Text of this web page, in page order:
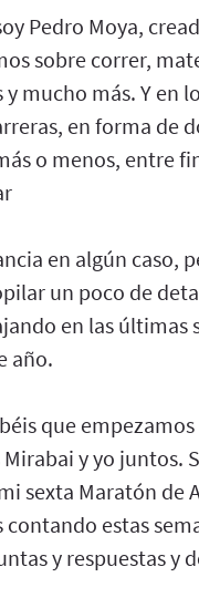
Pedro Moya,
sobre correr,
mucho más. Y en
en forma de
o menos, entre
en algún caso,
un poco de
en las últimas
año.
que
y yo juntos.
sexta Maratón de
estas
y respuestas y